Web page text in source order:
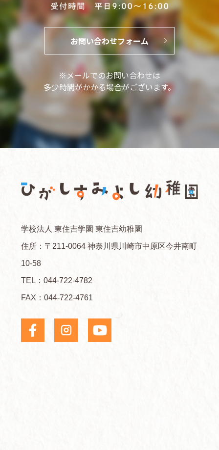
お問い合わせフォーム
※メールでのお問い合わせは
多少時間がかかる場合がございます。
学校法人 東住吉学園 東住吉幼稚園
住所：〒211-0064 神奈川県川崎市中原区今井南町
10-58
TEL： 044-722-4782
FAX：044-722-4761